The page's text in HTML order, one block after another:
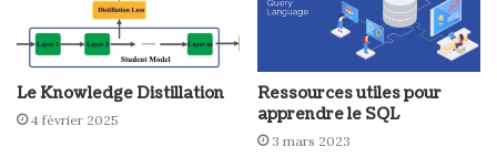
Le Knowledge Distillation
4 février 2025
Ressources utiles pour
apprendre le SQL
3 mars 2023